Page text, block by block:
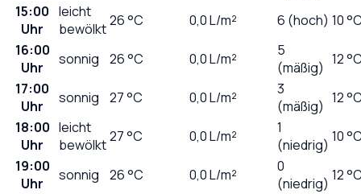
15:00
Uhr
leicht
bewölkt26°C 0,0L/m² 6 (hoch) 10
16:00
Uhr
sonnig 26°C 0,0L/m²
5
(mäßig) 12
17:00
Uhr
sonnig 27°C 0,0L/m²
3
(mäßig) 12
18:00
Uhr
leicht
bewölkt27°C 0,0L/m²
1
(niedrig) 10
19:00
Uhr
sonnig 26°C 0,0L/m²
0
(niedrig) 12